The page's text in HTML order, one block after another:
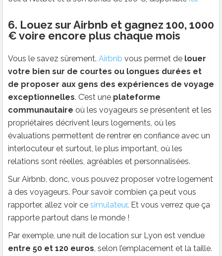
6. Louez sur Airbnb et gagnez 100, 1000
€ voire encore plus chaque mois
Vous le savez sûrement. Airbnb vous permet de louer
votre bien sur de courtes ou longues durées et
de proposer aux gens des expériences de voyage
exceptionnelles. C’est une plateforme
communautaire où les voyageurs se présentent et les
propriétaires décrivent leurs logements, où les
évaluations permettent de rentrer en confiance avec un
interlocuteur et surtout, le plus important, où les
relations sont réelles, agréables et personnalisées.
Sur Airbnb, donc, vous pouvez proposer votre logement
à des voyageurs. Pour savoir combien ça peut vous
rapporter, allez voir ce simulateur. Et vous verrez que ça
rapporte partout dans le monde !
Par exemple, une nuit de location sur Lyon est vendue
entre 50 et 120 euros, selon l’emplacement et la taille.